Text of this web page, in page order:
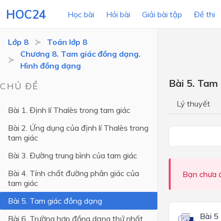
HOC24 Học bài Hỏi bài Giải bài tập Đề thi
LỚP HỌC
Lớp 11
Lớp 10
Lớp 8
Lớp 6
Lớp 8
Toán lớp 8
Chương 8. Tam giác đồng dạng.
Hình đồng dạng
CHỦ ĐỀ
Bài 1. Định lí Thalès trong tam giác
Bài 2. Ứng dụng của định lí Thalès trong
tam giác
Bài 3. Đường trung bình của tam giác
Bài 4. Tính chất đường phân giác của
tam giác
Bài 5. Tam giác đồng dạng
Bài 6. Trường hợp đồng dạng thứ nhất
Bài 5.
Lý thuyết
Bạn chưa
Bài 5